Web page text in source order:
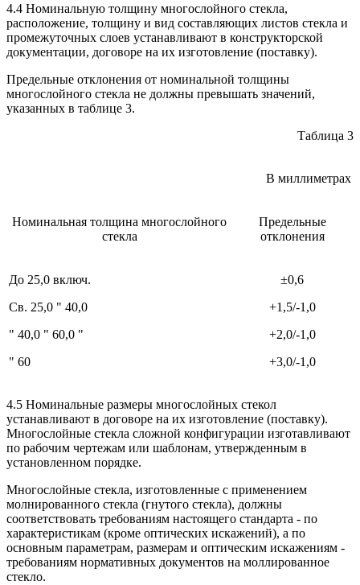
4.4 Номинальную толщину многослойного стекла,
расположение, толщину и вид составляющих листов стекла и
промежуточных слоев устанавливают в конструкторской
документации, договоре на их изготовление (поставку).
Предельные отклонения от номинальной толщины
многослойного стекла не должны превышать значений,
указанных в таблице 3.
Таблица 3
В миллиметрах
Номинальная толщина многослойного
стекла
Предельные
отклонения
До 25,0 включ.
Св. 25,0 " 40,0
" 40,0 " 60,0 "
" 60
±0,6
+1,5/-1,0
+2,0/-1,0
+3,0/-1,0
4.5 Номинальные размеры многослойных стекол
устанавливают в договоре на их изготовление (поставку).
Многослойные стекла сложной конфигурации изготавливают
по рабочим чертежам или шаблонам, утвержденным в
установленном порядке.
Многослойные стекла, изготовленные с применением
молнированного стекла (гнутого стекла), должны
соответствовать требованиям настоящего стандарта - по
характеристикам (кроме оптических искажений), а по
основным параметрам, размерам и оптическим искажениям -
требованиям нормативных документов на моллированное
стекло.